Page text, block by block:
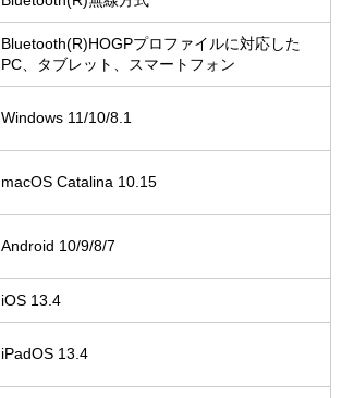
Bluetooth(R)HOGPプロファイルに対応した
PC、タブレット、スマートフォン
Windows 11/10/8.1
macOS Catalina 10.15
Android 10/9/8/7
iOS 13.4
iPadOS 13.4